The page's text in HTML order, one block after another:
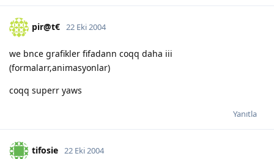
pir@t€ 22 Eki 2004
we bnce grafikler fifadann coqq daha iii
(formalarr,animasyonlar)
coqq superr yaws
Yanıtla
tifosie 22 Eki 2004